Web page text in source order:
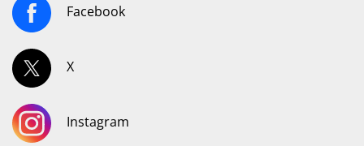
Facebook
X
Instagram